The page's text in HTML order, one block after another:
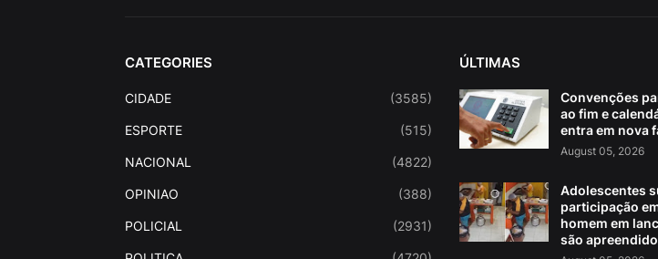
CATEGORIES
CIDADE (3585)
ESPORTE (515)
NACIONAL (4822)
OPINIAO (388)
POLICIAL (2931)
ÚLTIMAS
Convenções
ao fim e
entra em nova
August 05, 2026
Adolescentes
participação
homem em
são